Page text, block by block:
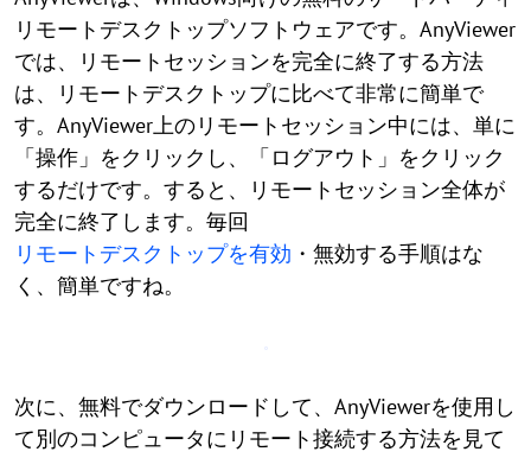
リモートデスクトップソフトウェアです。AnyViewer
では、リモートセッションを完全に終了する方法
は、リモートデスクトップに比べて非常に簡単で
す。AnyViewer上のリモートセッション中には、単に
「操作」をクリックし、「ログアウト」をクリック
するだけです。すると、リモートセッション全体が
完全に終了します。毎回
リモートデスクトップを有効 ・無効する手順はな
く、簡単ですね。
次に、無料でダウンロードして、AnyViewerを使用し
て別のコンピュータにリモート接続する方法を見て